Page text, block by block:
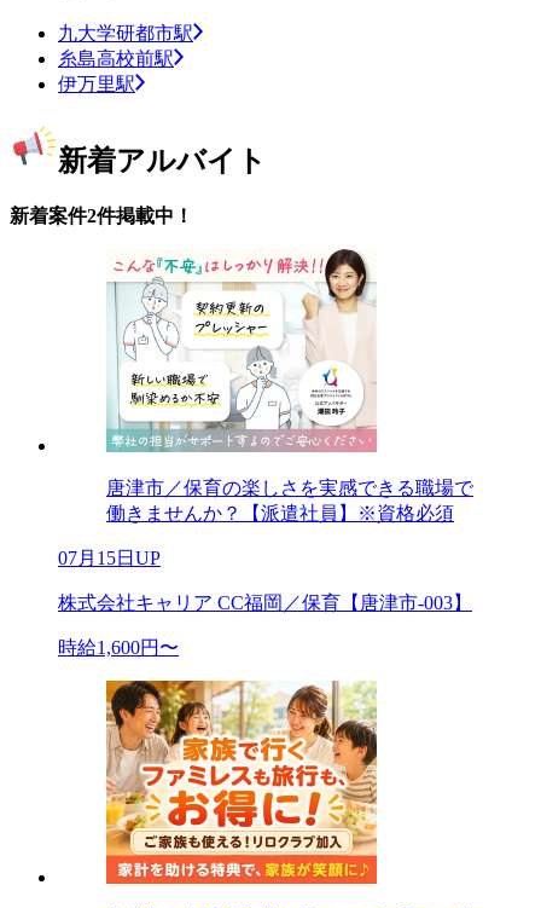
九大学研都市駅
糸島高校前駅
伊万里駅
新着アルバイト
新着案件2件掲載中！
唐津市／保育の楽しさを実感できる職場で
働きませんか？【派遣社員】※資格必須
07月15日UP
株式会社キャリア CC福岡／保育【唐津市-003】
時給1,600円〜